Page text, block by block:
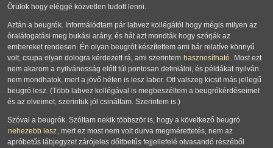
Örülök hogy eléggé közvetlen tudott lenni.
Aztán a beugrók. Informálódtam pár labvez kollégától hogy mégis milyen az
óralátogatási meg bukási arány, és hát azt mondták hogy szórják az
embereket rendesen. Én olyan beugrót készítettem ami bár relatíve könnyű
volt, csupa olyan dologra kérdezett rá, ami szerintem hasznosítható. Most ezt
nem akarom a nyilvánosság előtt túl pontosan definiálni, és példákat nyilván
nem mondhatok, mert a jövő héten is lesz labor. Ott valszeg kicsit más jellegű
beugró lesz. (Több labvez kollégával is megbeszéltem a beugrókérdéseimet
és az elveimet, szerintük jól csináltam. Szerintem is.)
Szóval a beugrók. Szóltam nekik többször is, hogy a következő beugró
nehezebb lesz, mert ez most nem volt durva megmérettetés, nem az
apróbetűs lábjegyzet zárójeles dőltbetűs fejjellefelé olvasandó részéből